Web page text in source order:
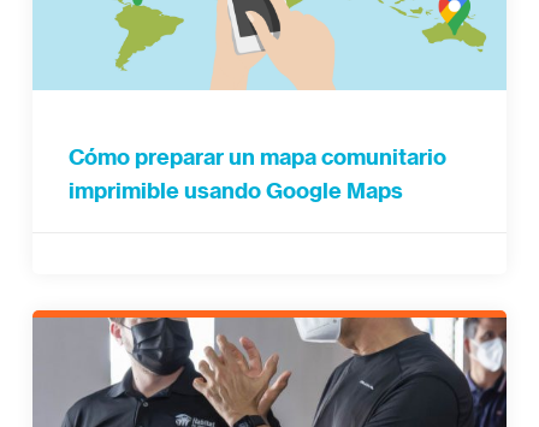
Cómo preparar un mapa comunitario
imprimible usando Google Maps